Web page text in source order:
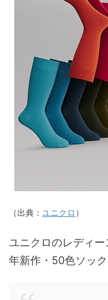
（出典： ユニクロ ）
ユニクロのレディ
年新作・50色ソッ